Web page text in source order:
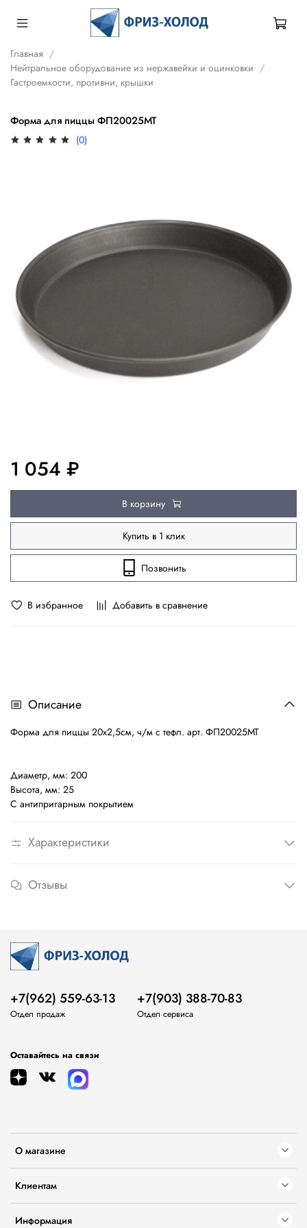
Главная
Нейтральное оборудование из нержавейки и оцинковки
Гастроемкости, противни, крышки
Форма для пиццы ФП20025МТ
(0)
В избранное Добавить в сравнение
1 054 ₽
В корзину
Купить в 1 клик
Позвонить
Описание
Форма для пиццы 20х2,5см, ч/м с тефл. арт. ФП20025МТ
Диаметр, мм: 200
Высота, мм: 25
С антипригарным покрытием
Характеристики
Отзывы
О магазине
Клиентам
Информация
+7(962) 559-63-13
Отдел продаж
+7(903) 388-70-83
Отдел сервиса
Оставайтесь на связи